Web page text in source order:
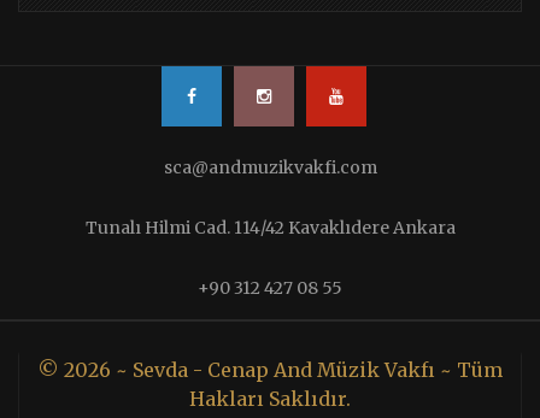
sca@andmuzikvakfi.com
Tunalı Hilmi Cad. 114/42 Kavaklıdere Ankara
+90 312 427 08 55
© 2026 ~ Sevda - Cenap And Müzik Vakfı ~ Tüm
Hakları Saklıdır.